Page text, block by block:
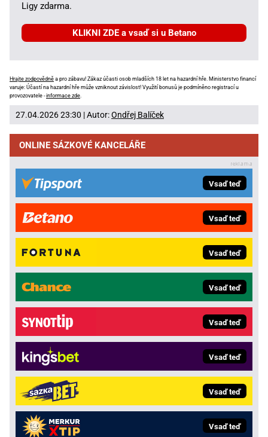
Ligy zdarma.
KLIKNI ZDE a vsaď si u Betano
Hrajte zodpovědně a pro zábavu! Zákaz účasti osob mladších 18 let na hazardní hře. Ministerstvo financí
varuje: Účastí na hazardní hře může vzniknout závislost! Využití bonusů je podmíněno registrací u
provozovatele -informace zde
27.04.2026 23:30 | Autor:Ondřej Balíček
ONLINE SÁZKOVÉ KANCELÁŘE
Vsaď teď
Vsaď teď
Vsaď teď
Vsaď teď
Vsaď teď
Vsaď teď
Vsaď teď
Vsaď teď